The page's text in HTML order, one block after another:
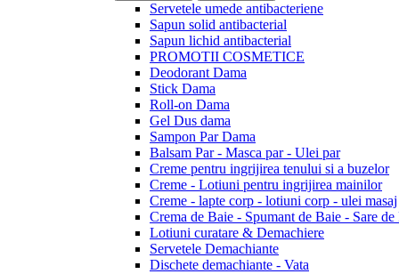
Servetele umede antibacteriene
Sapun solid antibacterial
Sapun lichid antibacterial
PROMOTII COSMETICE
Deodorant Dama
Stick Dama
Roll-on Dama
Gel Dus dama
Sampon Par Dama
Balsam Par - Masca par - Ulei par
Creme pentru ingrijirea tenului si a buzelor
Creme - Lotiuni pentru ingrijirea mainilor
Creme - lapte corp - lotiuni corp - ulei masaj
Crema de Baie - Spumant de Baie - Sare de
Lotiuni curatare & Demachiere
Servetele Demachiante
Dischete demachiante - Vata